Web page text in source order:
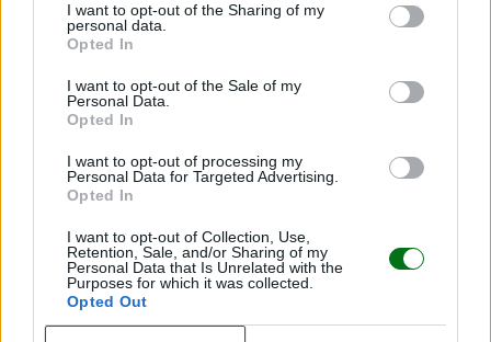
I want to opt-out of the Sharing of my
personal data.
Opted In
I want to opt-out of the Sale of my
Personal Data.
Opted In
I want to opt-out of processing my
Personal Data for Targeted Advertising.
Opted In
I want to opt-out of Collection, Use,
Retention, Sale, and/or Sharing of my
Personal Data that Is Unrelated with the
Purposes for which it was collected.
Opted Out
seguimiento del embarazo sano.
seguir todas las indicaciones que te den, en
cuanto a cuidados, alimentación, suplementos,
hábitos, etc.
Durante esta primera cita, la ginecóloga realizará:
Unaecografía vaginalpara confirmar la